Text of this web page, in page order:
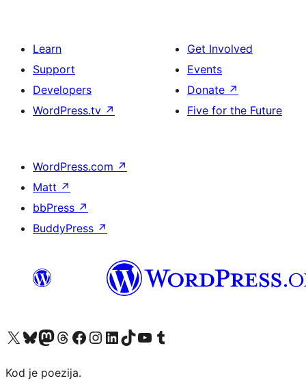
Learn
Support
Developers
WordPress.tv ↗
Get Involved
Events
Donate ↗
Five for the Future
WordPress.com ↗
Matt ↗
bbPress ↗
BuddyPress ↗
Visit our X (formerly Twitter) account
Visit our Bluesky account
Visit our Mastodon account
Visit our Threads account
Visit our Facebook page
Visit our Instagram account
Visit our LinkedIn account
Visit our TikTok account
Visit our YouTube channel
Visit our Tumblr account
Kod je poezija.